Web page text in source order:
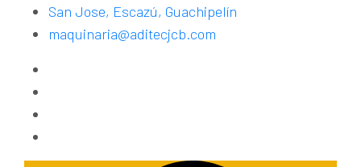
San Jose, Escazú, Guachipelín
maquinaria@aditecjcb.com